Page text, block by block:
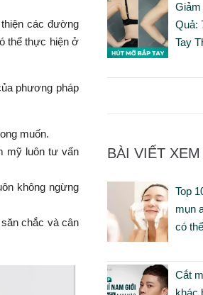
các đường
thể thực hiện ở
phương pháp
muốn.
mỹ luôn tư vấn
không ngừng
chắc và cân
Giảm
Quả:
Tay
BÀI VIẾT
Top
mụn
có
Cắt
khác